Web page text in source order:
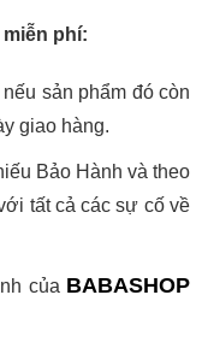
phí:
sản phẩm đó còn
giao hàng.
Bảo Hành và theo
tất cả các sự cố về
của BABASHOP